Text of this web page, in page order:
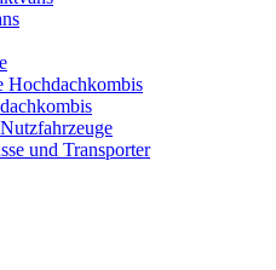
und Transporter